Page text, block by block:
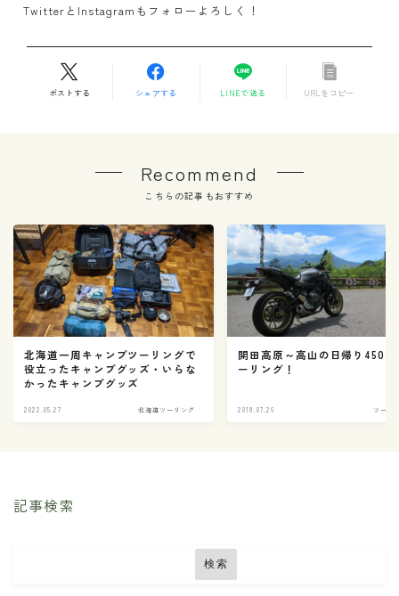
TwitterとInstagramもフォローよろしく！
ポストする シェアする LINEで送る URLをコピー
Recommend
こちらの記事もおすすめ
北海道一周キャンプツーリングで
役立ったキャンプグッズ・いらな
かったキャンプグッズ
2022.05.27 北海道ツーリング
開田高原～高山の日帰り450㌔
ーリング！
2018.07.26 ツーリ
記事検索
検索